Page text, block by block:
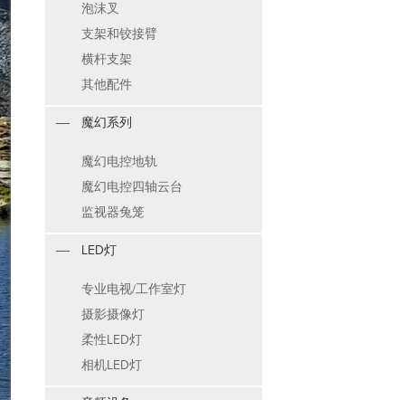
泡沫叉
支架和铰接臂
横杆支架
其他配件
魔幻系列
魔幻电控地轨
魔幻电控四轴云台
监视器兔笼
LED灯
专业电视/工作室灯
摄影摄像灯
柔性LED灯
相机LED灯